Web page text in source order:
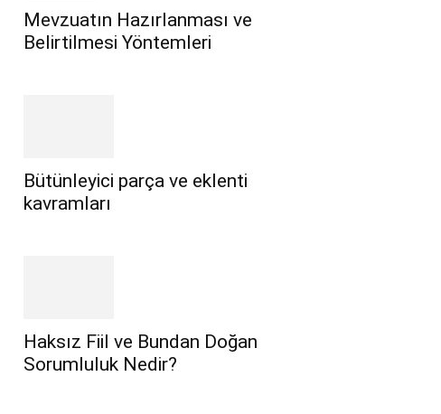
Mevzuatın Hazırlanması ve
Belirtilmesi Yöntemleri
Bütünleyici parça ve eklenti
kavramları
Haksız Fiil ve Bundan Doğan
Sorumluluk Nedir?